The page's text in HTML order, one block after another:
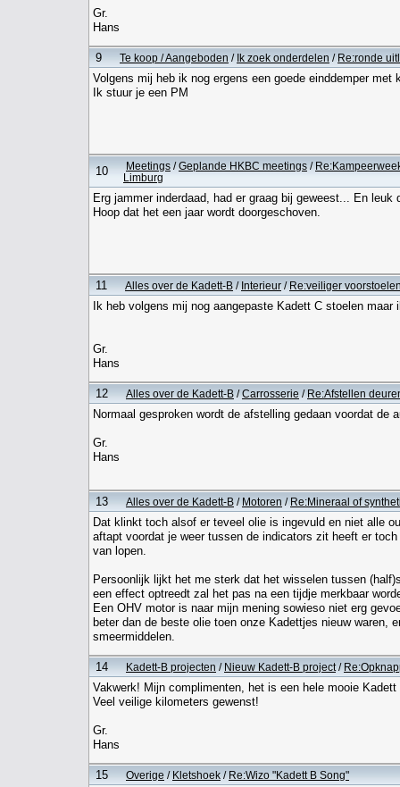
Gr.
Hans
9 Te koop / Aangeboden / Ik zoek onderdelen / Re:ronde
Volgens mij heb ik nog ergens een goede einddemper
Ik stuur je een PM
10 Meetings /Geplande HKBC meetings /
Limburg
Erg jammer inderdaad, had er graag bij geweest... En
Hoop dat het een jaar wordt doorgeschoven.
11 Alles over de Kadett-B / Interieur / Re:veiliger
Ik heb volgens mij nog aangepaste Kadett C stoelen
Gr.
Hans
12 Alles over de Kadett-B /Carrosserie / Re:Afstellen
Normaal gesproken wordt de afstelling gedaan voordat
Gr.
Hans
13 Alles over de Kadett-B / Motoren / Re:Mineraal of
Dat klinkt toch alsof er teveel olie is ingevuld en niet alle
aftapt voordat je weer tussen de indicators zit heeft er
van lopen.
Persoonlijk lijkt het me sterk dat het wisselen tussen
een effect optreedt zal het pas na een tijdje merkbaar
Een OHV motor is naar mijn mening sowieso niet erg
beter dan de beste olie toen onze Kadettjes nieuw waren,
smeermiddelen.
14 Kadett-B projecten / Nieuw Kadett-B project/
Vakwerk! Mijn complimenten, het is een hele mooie Kadett
Veel veilige kilometers gewenst!
Gr.
Hans
15 Overige / Kletshoek / Re:Wizo "Kadett B Song"